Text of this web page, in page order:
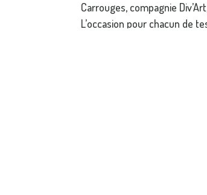
Carrouges, compagnie
L’occasion pour chacun de